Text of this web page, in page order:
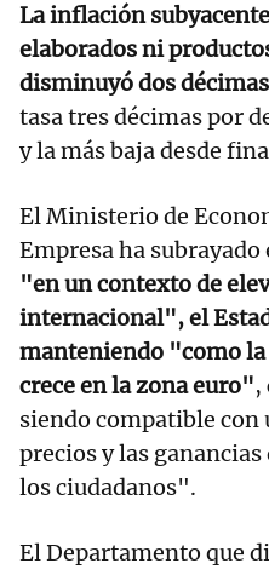
La inflación
elaborados ni
disminuyó dos
tasa tres décimas por
y la más baja desde
El Ministerio de
Empresa ha
"en un contexto de
internacional", el
manteniendo "como la
crece en la zona euro",
siendo compatible con
precios y las
los ciudadanos".
El Departamento que